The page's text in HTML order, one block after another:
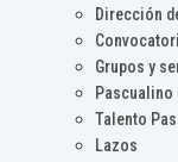
Dirección
Grupos y
Pascualino
Talento
Lazos